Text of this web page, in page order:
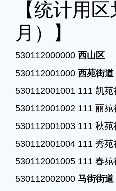
【统计用
月）】
530112000000 西山区
530112001000 西苑街道
530112001001 111 凯苑
530112001002 111 丽苑
530112001003 111 秋苑
530112001004 111 秀苑
530112001005 111 春苑
530112002000 马街街道